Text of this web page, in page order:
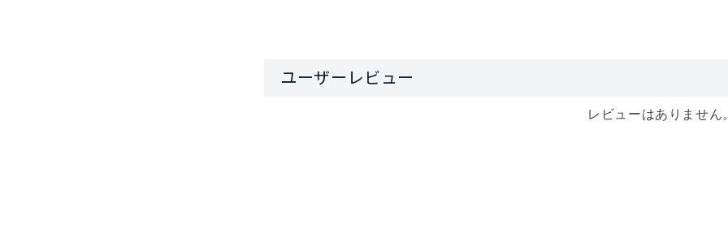
レビューはありません